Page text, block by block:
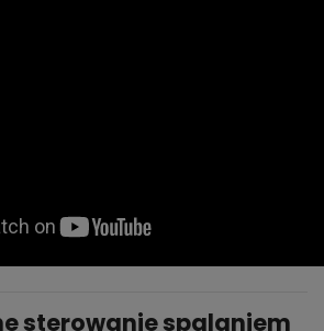
sterowanie spalaniem